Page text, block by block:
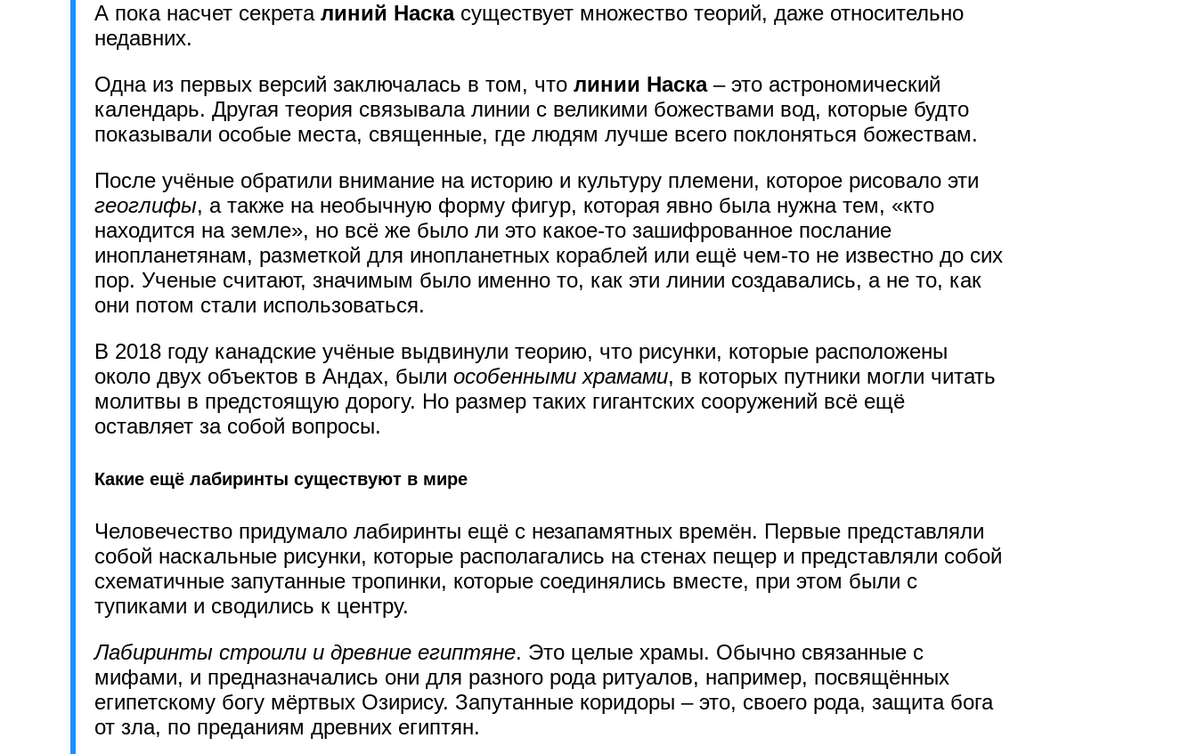
А пока насчет секрета линий Наскасуществует множество теорий, даже относительно
недавних.
Одна из первых версий заключалась в том, что линии Наска– это астрономический
календарь. Другая теория связывала линии с великими божествами вод, которые будто
показывали особые места, священные, где людям лучше всего поклоняться божествам.
После учёные обратили внимание на историю и культуру племени, которое рисовало эти
геоглифы, а также на необычную форму фигур, которая явно была нужна тем, «кто
находится на земле», но всё же было ли это какое-то зашифрованное послание
инопланетянам, разметкой для инопланетных кораблей или ещё чем-то не известно до сих
пор. Ученые считают, значимым было именно то, как эти линии создавались, а не то, как
они потом стали использоваться.
В 2018 году канадские учёные выдвинули теорию, что рисунки, которые расположены
около двух объектов в Андах, были особенными храмами, в которых путники могли читать
молитвы в предстоящую дорогу. Но размер таких гигантских сооружений всё ещё
оставляет за собой вопросы.
Какие ещё лабиринты существуют в мире
Человечество придумало лабиринты ещё с незапамятных времён. Первые представляли
собой наскальные рисунки, которые располагались на стенах пещер и представляли собой
схематичные запутанные тропинки, которые соединялись вместе, при этом были с
тупиками и сводились к центру.
Лабиринты строили и древние египтяне. Это целые храмы. Обычно связанные с
мифами, и предназначались они для разного рода ритуалов, например, посвящённых
египетскому богу мёртвых Озирису. Запутанные коридоры – это, своего рода, защита бога
от зла, по преданиям древних египтян.